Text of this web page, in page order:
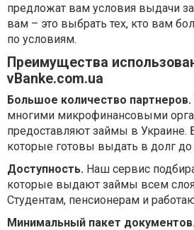
предложат вам условия выдачи
вам – это выбрать тех, кто вам
по условиям.
Преимущества
vBanke.com.ua
Большое количество партнеров.
многими микрофинансовыми
предоставляют займы в Украине.
которые готовы выдать в долг до
Доступность. Наш сервис
которые выдают займы всем
Студентам, пенсионерам и
Минимальный пакет документов.